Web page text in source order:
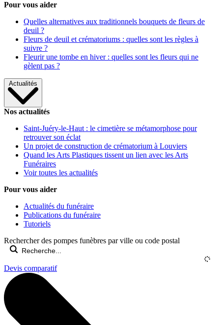
Pour vous aider
Quelles alternatives aux traditionnels bouquets de fleurs de
deuil ?
Fleurs de deuil et crématoriums : quelles sont les règles à
suivre ?
Fleurir une tombe en hiver : quelles sont les fleurs qui ne
gèlent pas ?
Actualités
Nos actualités
Saint-Juéry-le-Haut : le cimetière se métamorphose pour
retrouver son éclat
Un projet de construction de crématorium à Louviers
Quand les Arts Plastiques tissent un lien avec les Arts
Funéraires
Voir toutes les actualités
Pour vous aider
Actualités du funéraire
Publications du funéraire
Tutoriels
Rechercher des pompes funèbres par ville ou code postal
Devis comparatif